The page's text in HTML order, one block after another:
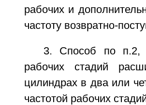
рабочих и
частоту возвратно-
3. Способ по п.2,
рабочих стадий
цилиндрах в два или
частотой рабочих